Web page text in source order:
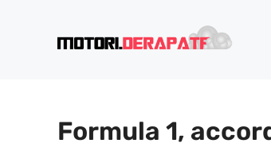
Formula 1,